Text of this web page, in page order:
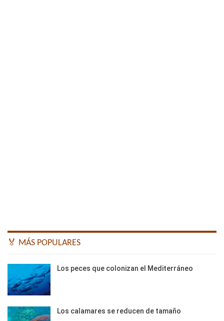
🏅 MÁS POPULARES
Los peces que colonizan el Mediterráneo
Los calamares se reducen de tamaño